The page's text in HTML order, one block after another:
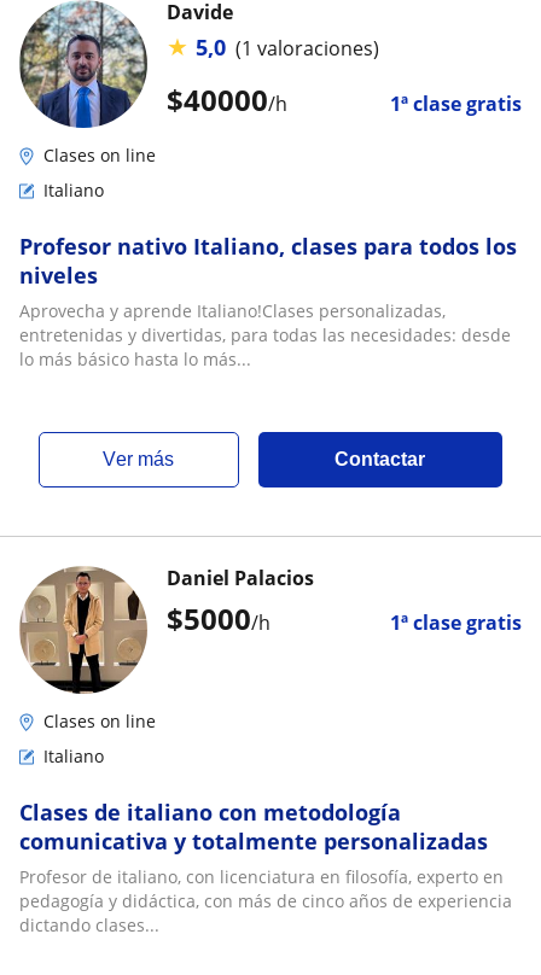
$40000/h 1ª clase gratis
Davide
★ 5,0 (1 valoraciones)
Clases on line
Italiano
Profesor nativo Italiano, clases para todos los
niveles
Aprovecha y aprende Italiano!Clases personalizadas,
entretenidas y divertidas, para todas las necesidades: desde
lo más básico hasta lo más...
ver más Contactar
$5000/h 1ª clase gratis
Daniel Palacios
Clases on line
Italiano
Clases de italiano con metodología
comunicativa y totalmente personalizadas
Profesor de italiano, con licenciatura en filosofía, experto en
pedagogía y didáctica, con más de cinco años de experiencia
dictando clases...